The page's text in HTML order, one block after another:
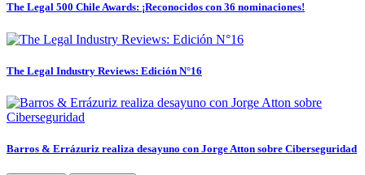
The Legal 500 Chile Awards: ¡Reconocidos con 36 nominaciones!
The Legal Industry Reviews: Edición N°16
Barros & Errázuriz realiza desayuno con Jorge Atton sobre Ciberseguridad